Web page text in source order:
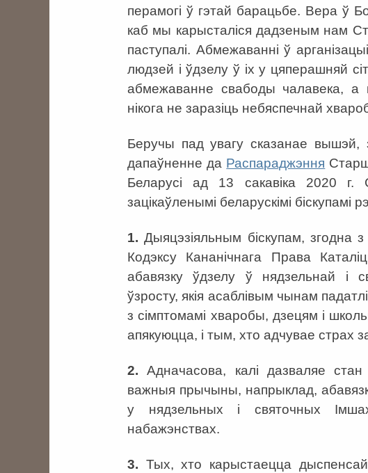
перамогі ў гэтай барацьбе. Вера ў
каб мы карысталіся дадзеным нам
паступалі. Абмежаванні ў
людзей і ўдзелу ў іх у цяперашняй
абмежаванне свабоды чалавека, а
нікога не заразіць небяспечнай
Беручы пад увагу сказанае вышэй,
дапаўненне да Распараджэння
Беларусі ад 13 сакавіка 2020
зацікаўленымі беларускімі біскупамі
1. Дыяцэзіяльным біскупам,
Кодэксу Кананічнага Права
абавязку ўдзелу ў нядзельнай і
ўзросту, якія асаблівым чынам
з сімптомамі хваробы, дзецям і
апякуюцца, і тым, хто адчувае страх
2. Адначасова, калі дазваляе
важныя прычыны, напрыклад,
у нядзельных і святочных
набажэнствах.
3. Тых, хто карыстаецца